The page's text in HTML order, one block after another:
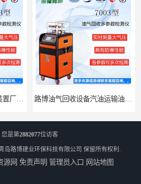
您是第2882077位访客
岛路博建业环保科技有限公司 保留所有权利.
源网 免责声明 管理员入口 网站地图